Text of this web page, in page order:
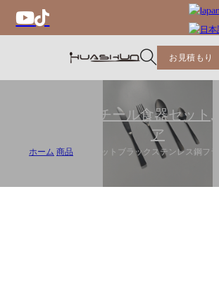
お見積もり
ステンレススチール食器セット ,
ア
ホーム 商品 卸売マットブラックステンレス鋼フ